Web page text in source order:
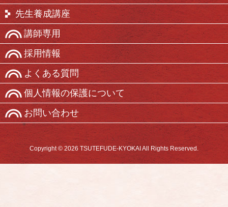
先生養成講座
講師専用
採用情報
よくある質問
個人情報の保護について
お問い合わせ
Copyright © 2026 TSUTEFUDE-KYOKAI All Rights Reserved.